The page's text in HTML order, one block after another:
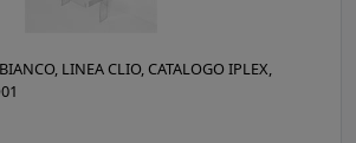
LINEA CLIO, CATALOGO IPLEX,